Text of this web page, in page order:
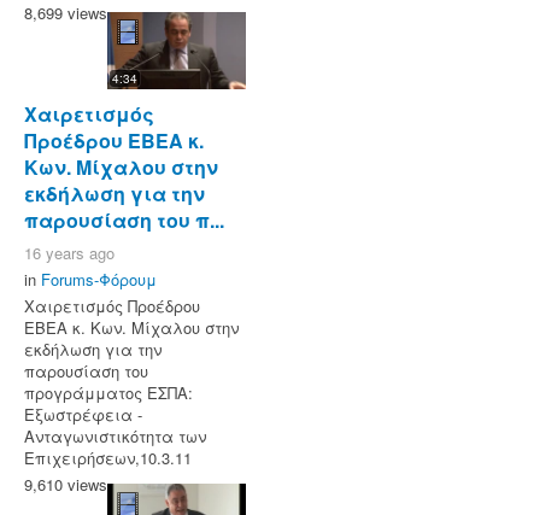
8,699 views
4:34
Χαιρετισμός
Προέδρου ΕΒΕΑ κ.
Κων. Μίχαλου στην
εκδήλωση για την
παρουσίαση του π...
16 years ago
in Forums-Φόρουμ
Χαιρετισμός Προέδρου
ΕΒΕΑ κ. Κων. Μίχαλου στην
εκδήλωση για την
παρουσίαση του
προγράμματος ΕΣΠΑ:
Εξωστρέφεια -
Ανταγωνιστικότητα των
Επιχειρήσεων,10.3.11
9,610 views